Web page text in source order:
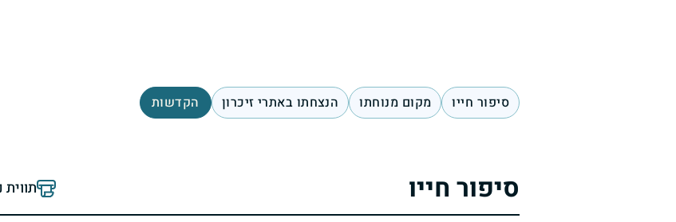
סיפור חייו מקום מנוחתו הנצחתו באתרי זיכרון הקדשות
סיפור חייו